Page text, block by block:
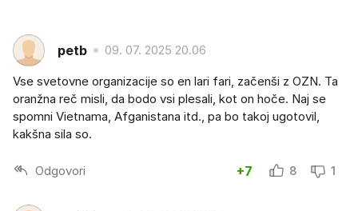
petb 09. 07. 2025 20.06
Vse svetovne organizacije so en lari fari, začenši z OZN. Ta
oranžna reč misli, da bodo vsi plesali, kot on hoče. Naj se
spomni Vietnama, Afganistana itd., pa bo takoj ugotovil,
kakšna sila so.
Odgovori +7 8 1